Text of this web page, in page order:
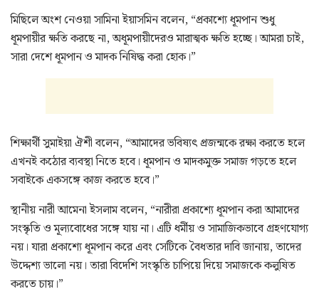
মিছিলে অংশ নেওয়া সামিনা ইয়াসমিন বলেন, “প্রকাশ্যে ধূমপান শুধু
ধূমপায়ীর ক্ষতি করছে না, অধূমপায়ীদেরও মারাত্মক ক্ষতি হচ্ছে। আমরা চাই,
সারা দেশে ধূমপান ও মাদক নিষিদ্ধ করা হোক।”
শিক্ষার্থী সুমাইয়া ঐশী বলেন, “আমাদের ভবিষ্যৎ প্রজন্মকে রক্ষা করতে হলে
এখনই কঠোর ব্যবস্থা নিতে হবে। ধূমপান ও মাদকমুক্ত সমাজ গড়তে হলে
সবাইকে একসঙ্গে কাজ করতে হবে।”
স্থানীয় নারী আমেনা ইসলাম বলেন, “নারীরা প্রকাশ্যে ধূমপান করা আমাদের
সংস্কৃতি ও মূল্যবোধের সঙ্গে যায় না। এটি ধর্মীয় ও সামাজিকভাবে গ্রহণযোগ্য
নয়। যারা প্রকাশ্যে ধূমপান করে এবং সেটিকে বৈধতার দাবি জানায়, তাদের
উদ্দেশ্য ভালো নয়। তারা বিদেশি সংস্কৃতি চাপিয়ে দিয়ে সমাজকে কলুষিত
করতে চায়।”